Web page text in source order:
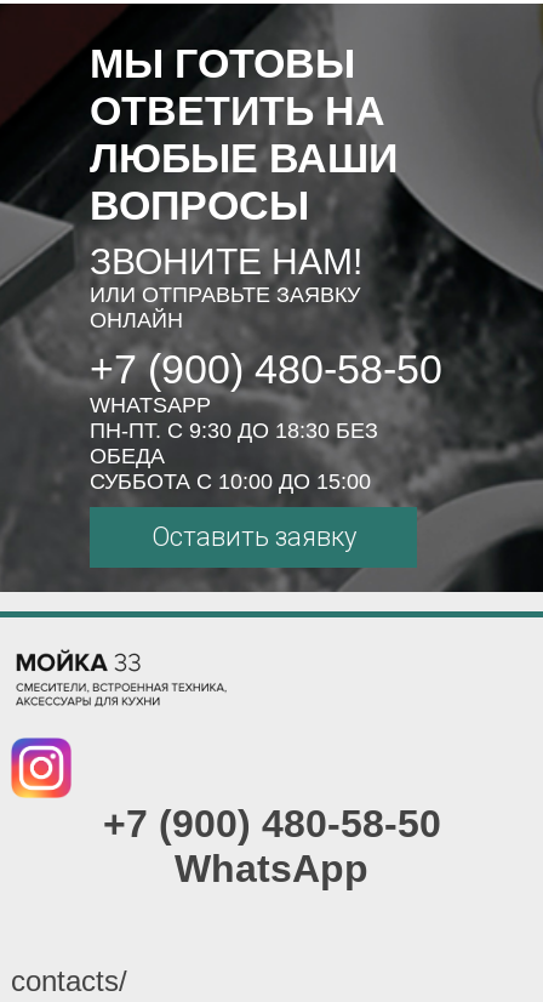
МЫ ГОТОВЫ
ОТВЕТИТЬ НА
ЛЮБЫЕ ВАШИ
ВОПРОСЫ
ЗВОНИТЕ НАМ!
ИЛИ ОТПРАВЬТЕ ЗАЯВКУ
ОНЛАЙН
+7 (900) 480-58-50
WHATSAPP
ПН-ПТ. С 9:30 ДО 18:30 БЕЗ
ОБЕДА
СУББОТА С 10:00 ДО 15:00
Оставить заявку
+7 (900) 480-58-50
WhatsApp
contacts/